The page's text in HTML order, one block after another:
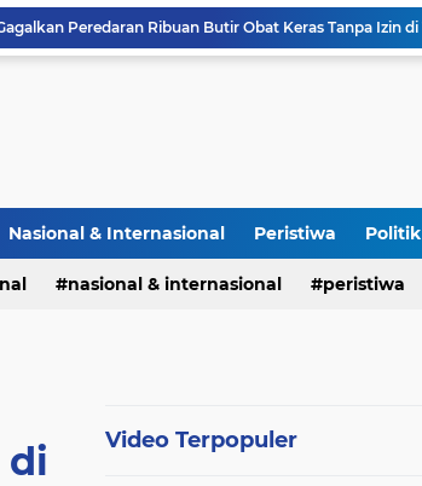
Nasional & Internasional Peristiwa Politik
nasional & internasional peristiwa
di
Video Terpopuler